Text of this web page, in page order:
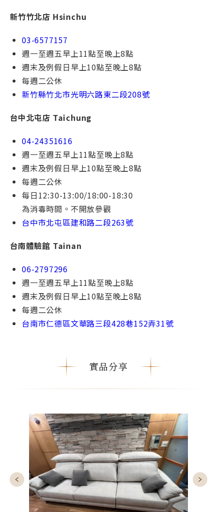
新竹竹北店 Hsinchu
03-6577157
週一⾄週五早上11點⾄晚上8點
週末及例假⽇早上10點⾄晚上8點
每週⼆公休
新竹縣竹北市光明六路東二段208號
台中北屯店 Taichung
04-24351616
週一⾄週五早上11點⾄晚上8點
週末及例假⽇早上10點⾄晚上8點
每週⼆公休
每⽇12:30-13:00/18:00-18:30
為消毒時間。不開放參觀
台中市北屯區建和路⼆段263號
台南體驗館 Tainan
06-2797296
週一⾄週五早上11點⾄晚上8點
週末及例假⽇早上10點⾄晚上8點
每週⼆公休
台南市仁德區文華路三段428巷152弄31號
實品分享